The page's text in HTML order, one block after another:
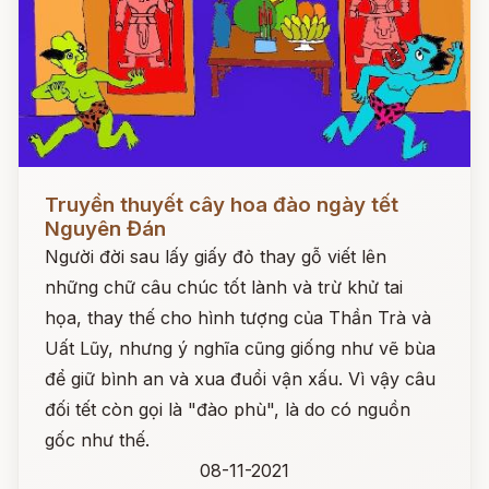
Đọc ngay
Truyền thuyết cây hoa đào ngày tết
Nguyên Đán
Người đời sau lấy giấy đỏ thay gỗ viết lên
những chữ câu chúc tốt lành và trừ khử tai
họa, thay thế cho hình tượng của Thần Trà và
Uất Lũy, nhưng ý nghĩa cũng giống như vẽ bùa
để giữ bình an và xua đuổi vận xấu. Vì vậy câu
đối tết còn gọi là "đào phù", là do có nguồn
gốc như thế.
08-11-2021